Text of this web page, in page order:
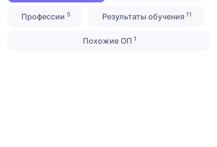
Профессии 5 Результаты обучения 11
Похожие ОП 1